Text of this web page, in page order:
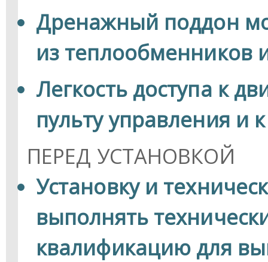
Дренажный поддон
из теплообменников
Легкость доступа к
пульту управления
ПЕРЕД УСТАНОВКОЙ
Установку и
выполнять
квалификацию для